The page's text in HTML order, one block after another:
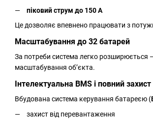
піковий струм до 150 А
Це дозволяє впевнено працювати з
Масштабування до 32 батарей
За потреби система легко розширюється
масштабування об’єкта.
Інтелектуальна BMS і повний захист
Вбудована система керування батареєю (
захист від перевантаження